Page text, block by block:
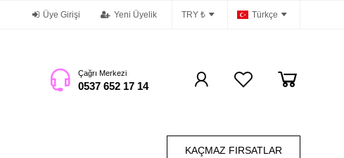
Üye Girişi Yeni Üyelik TRY ₺ Türkçe
Çağrı Merkezi
0537 652 17 14
KAÇMAZ FIRSATLAR